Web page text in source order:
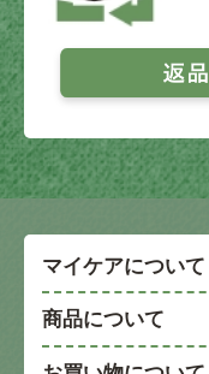
マイケアについて
商品について